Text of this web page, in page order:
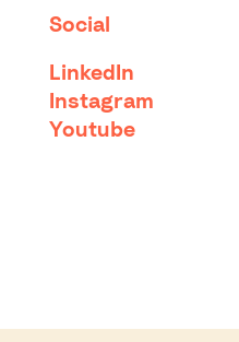
Social
LinkedIn
Instagram
Youtube